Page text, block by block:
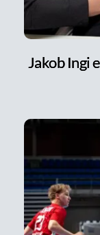
Jakob Ingi